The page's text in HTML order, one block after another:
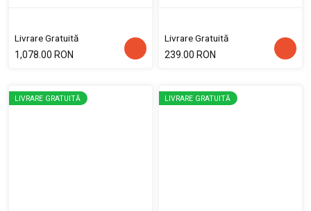
Livrare Gratuită
1,078.00 RON
Livrare Gratuită
239.00 RON
LIVRARE GRATUITĂ LIVRARE GRATUITĂ